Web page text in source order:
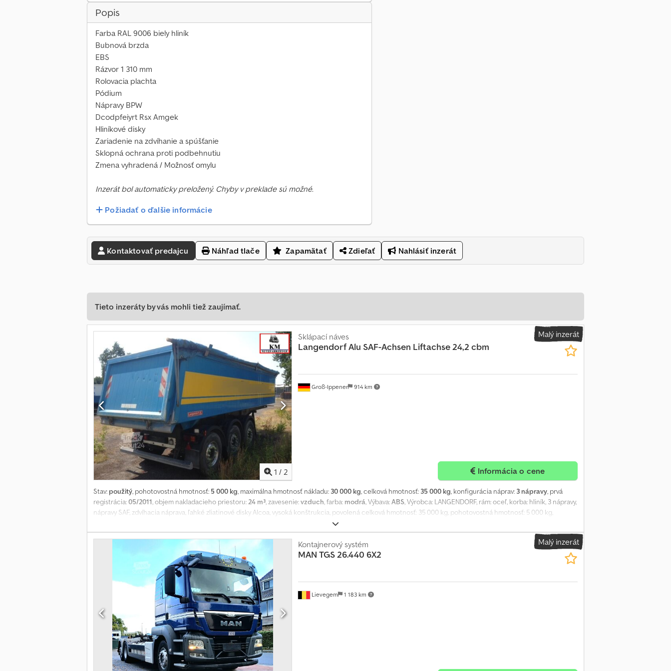
Popis
Farba RAL 9006 biely hliník
Bubnová brzda
EBS
Rázvor 1 310 mm
Rolovacia plachta
Pódium
Nápravy BPW
Dcodpfeiyrt Rsx Amgek
Hliníkové disky
Zariadenie na zdvíhanie a spúšťanie
Sklopná ochrana proti podbehnutiu
Zmena vyhradená / Možnosť omylu
Inzerát bol automaticky preložený. Chyby v preklade sú možné.
Požiadať o ďalšie informácie
Kontaktovať predajcu Náhľad tlače Zapamätať Zdieľať Nahlásiť inzerát
Tieto inzeráty by vás mohli tiež zaujímať.
Malý inzerát
1 / 2
Groß-Ippener 914 km
Sklápací náves
LangendorfAlu SAF-Achsen Liftachse 24,2 cbm
Informácia o cene
Stav: použitý, pohotovostná hmotnosť: 5 000 kg, maximálna hmotnosť nákladu: 30 000 kg, celková hmotnosť: 35 000 kg, konfigurácia náprav: 3 nápravy, prvá
registrácia:05/2011, objem nakladacieho priestoru:24 m³, zavesenie:vzduch, farba: modrá, Výbava:ABS, Výrobca: LANGENDORF, rám: oceľ, korba: hliník, 3 nápravy,
nápravy SAF, zdvíhacia náprava, ľahké zliatinové disky Alcoa, vysoká konštrukcia, povolená celková hmotnosť: 35 000 kg, pohotovostná hmotnosť: 5 000 kg,
rolovacia plachta. Zmeny, medzipredaj a chyby vyhradené. Dcodoib Uwbopfx Amgjk
Malý inzerát
Lievegem 1 183 km
Kontajnerový systém
MAN TGS 26.440 6X2